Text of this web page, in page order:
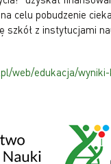
celu pobudzenie
szkół z instytucjami
web/edukacja/